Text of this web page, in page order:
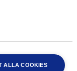
ALLA COOKIES